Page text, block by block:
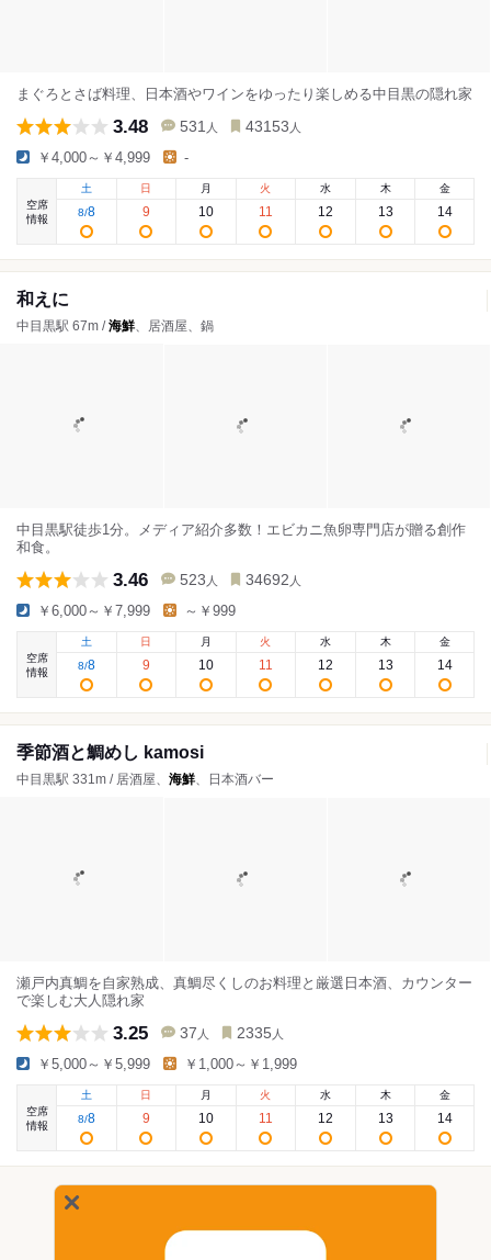
まぐろとさば料理、日本酒やワインをゆったり楽しめる中目黒の隠れ家
3.48 531 人 43153 人
￥4,000～￥4,999 -
空席
情報
土
8/8
日
9
月
10
火
11
水
12
木
13
金
14
和えに
中目黒駅 67m /海鮮、居酒屋、鍋
中目黒駅徒歩1分。メディア紹介多数！エビカニ魚卵専門店が贈る創作
和食。
3.46 523 人 34692 人
￥6,000～￥7,999 ～￥999
空席
情報
土
8/8
日
9
月
10
火
11
水
12
木
13
金
14
季節酒と鯛めし kamosi
中目黒駅 331m / 居酒屋、 海鮮、日本酒バー
瀬戸内真鯛を自家熟成、真鯛尽くしのお料理と厳選日本酒、カウンター
で楽しむ大人隠れ家
3.25 37 人 2335 人
￥5,000～￥5,999 ￥1,000～￥1,999
空席
情報
土
8/8
日
9
月
10
火
11
水
12
木
13
金
14